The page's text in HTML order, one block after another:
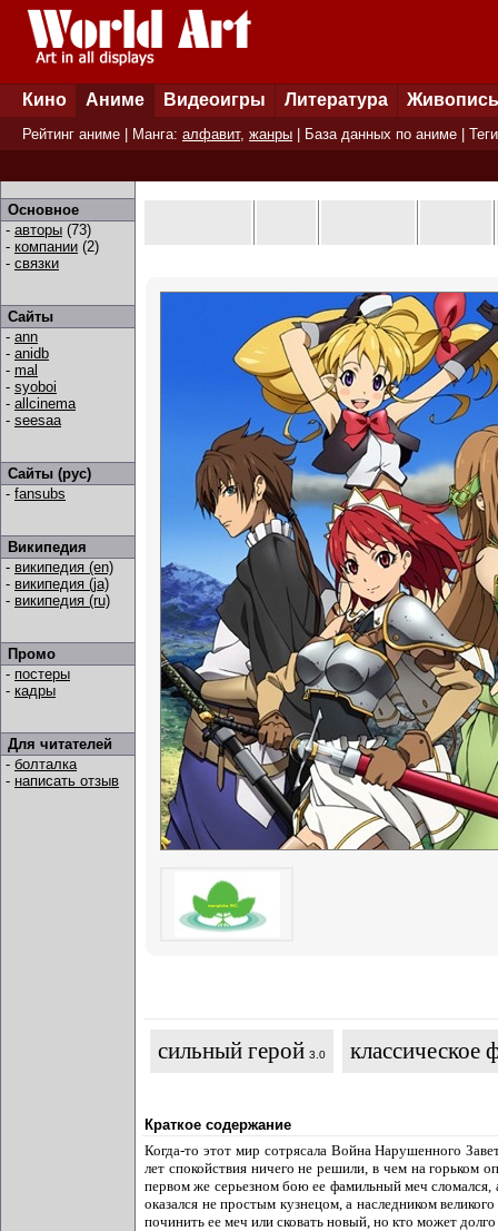
Кино Аниме Видеоигры Литература Живопись
Рейтинг аниме | Манга: алфавит, жанры База данных по аниме Теги
Основное
- авторы (73)
- компании (2)
- связки
Сайты
- ann
- anidb
- mal
- syoboi
- allcinema
- seesaa
Сайты (рус)
- fansubs
Википедия
- википедия (en)
- википедия (ja)
- википедия (ru)
Промо
- постеры
- кадры
Для читателей
- болталка
- написать отзыв
сильный герой 3.0 классическое
Краткое содержание
Когда-то этот мир сотрясала Война Нарушенного
лет спокойствия ничего не решили, в чем на горьком
первом же серьезном бою ее фамильный меч сломался,
оказался не простым кузнецом, а наследником
починить ее меч или сковать новый, но кто может